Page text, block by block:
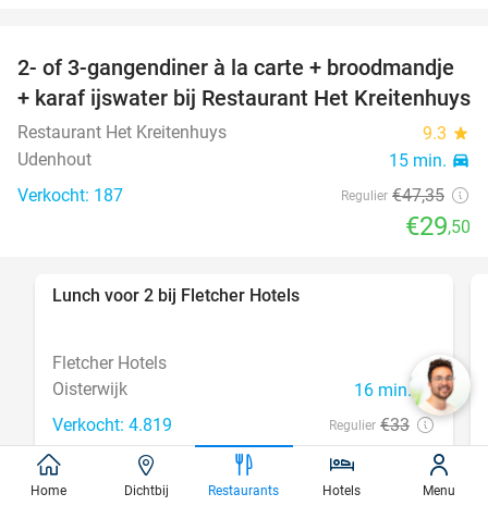
38%
2- of 3-gangendiner à la carte + broodmandje
+ karaf ijswater bij Restaurant Het Kreitenhuys
Restaurant Het Kreitenhuys 9.3 star
Udenhout 15 min. directions_car
Verkocht: 187 Regulier €47,35
€29,50
Lunch voor 2 bij Fletcher Hotels
Fletcher Hotels
Oisterwijk
16 min.directions_car
Verkocht: 4.819 Regulier €33
€19 ,90
Home Dichtbij Restaurants Hotels Menu